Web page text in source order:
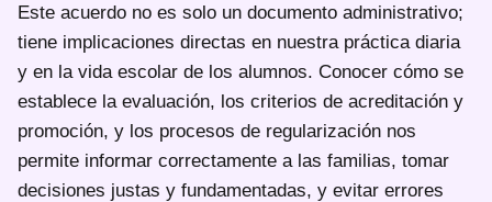
Este acuerdo no es solo un documento administrativo;
tiene implicaciones directas en nuestra práctica diaria
y en la vida escolar de los alumnos. Conocer cómo se
establece la evaluación, los criterios de acreditación y
promoción, y los procesos de regularización nos
permite informar correctamente a las familias, tomar
decisiones justas y fundamentadas, y evitar errores